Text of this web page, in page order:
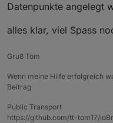
Datenpunkte angelegt
alles klar, viel Spass
Gruß Tom
Wenn meine Hilfe erfolgreich
Beitrag
Public Transport
https://github.com/tt-tom17/